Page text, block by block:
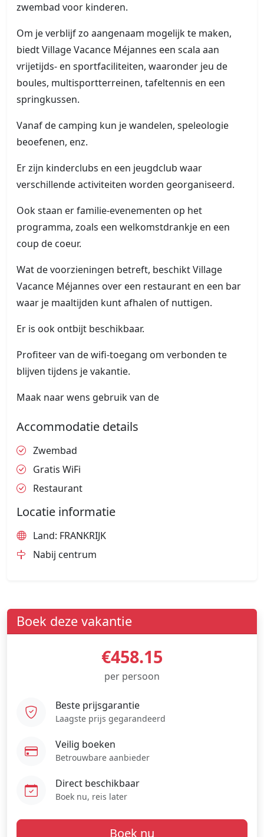
zwembad voor kinderen.
Om je verblijf zo aangenaam mogelijk te maken,
biedt Village Vacance Méjannes een scala aan
vrijetijds- en sportfaciliteiten, waaronder jeu de
boules, multisportterreinen, tafeltennis en een
springkussen.
Vanaf de camping kun je wandelen, speleologie
beoefenen, enz.
Er zijn kinderclubs en een jeugdclub waar
verschillende activiteiten worden georganiseerd.
Ook staan er familie-evenementen op het
programma, zoals een welkomstdrankje en een
coup de coeur.
Wat de voorzieningen betreft, beschikt Village
Vacance Méjannes over een restaurant en een bar
waar je maaltijden kunt afhalen of nuttigen.
Er is ook ontbijt beschikbaar.
Profiteer van de wifi-toegang om verbonden te
blijven tijdens je vakantie.
Maak naar wens gebruik van de
Accommodatie details
Zwembad
Gratis WiFi
Restaurant
Locatie informatie
Land: FRANKRIJK
Nabij centrum
Boek deze vakantie
€458.15
per persoon
Beste prijsgarantie
Laagste prijs gegarandeerd
Veilig boeken
Betrouwbare aanbieder
Direct beschikbaar
Boek nu, reis later
Boek nu